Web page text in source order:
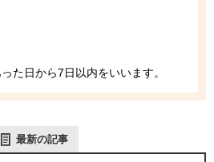
た日から7日以内をいいます。
最新の記事